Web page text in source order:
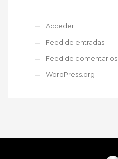
Acceder
Feed de entradas
Feed de comentarios
WordPress.org